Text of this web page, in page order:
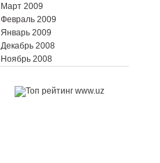
Март 2009
Февраль 2009
Январь 2009
Декабрь 2008
Ноябрь 2008